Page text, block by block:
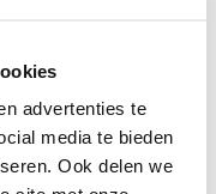
advertenties te
media te bieden
Ook delen we
belemmeren;
ruimte mee af te